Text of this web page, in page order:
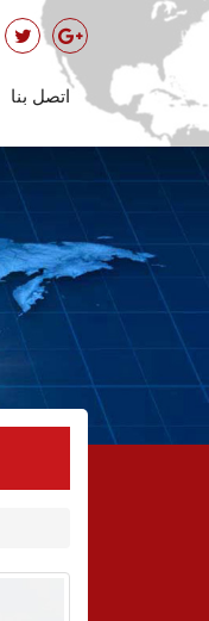
اتصل بنا